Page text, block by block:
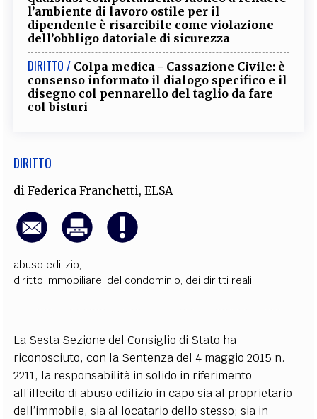
CODICI RUBRICHE LIBRI PROCEEDINGS PUBBLICITÀ
SOCIAL MEDIA
l’ambiente di lavoro ostile per il
dipendente è risarcibile come violazione
dell’obbligo datoriale di sicurezza
DIRITTO / Colpa medica - Cassazione Civile: è
consenso informato il dialogo specifico e il
disegno col pennarello del taglio da fare
col bisturi
DIRITTO
diFederica Franchetti,ELSA
abuso edilizio,
diritto immobiliare, del condominio, dei diritti reali
La Sesta Sezione del Consiglio di Stato ha
riconosciuto, con la Sentenza del 4 maggio 2015 n.
2211, la responsabilità in solido in riferimento
all’illecito di abuso edilizio in capo sia al proprietario
dell’immobile, sia al locatario dello stesso; sia in